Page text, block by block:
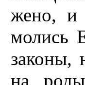
жено, и
молись
законы,
на